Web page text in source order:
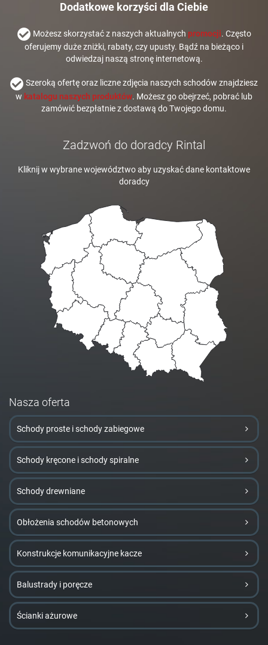
Dodatkowe korzyści dla Ciebie
Możesz skorzystać z naszych aktualnych promocji. Często
oferujemy duże zniżki, rabaty, czy upusty. Bądź na bieżąco i
odwiedzaj naszą stronę internetową.
Szeroką ofertę oraz liczne zdjęcia naszych schodów znajdziesz
w katalogu naszych produktów. Możesz go obejrzeć, pobrać lub
zamówić bezpłatnie z dostawą do Twojego domu.
Zadzwoń do doradcy Rintal
Kliknij w wybrane województwo aby uzyskać dane kontaktowe
doradcy
Nasza oferta
Schody proste i schody zabiegowe
Schody kręcone i schody spiralne
Schody drewniane
Obłożenia schodów betonowych
Konstrukcje komunikacyjne kacze
Balustrady i poręcze
Ścianki ażurowe